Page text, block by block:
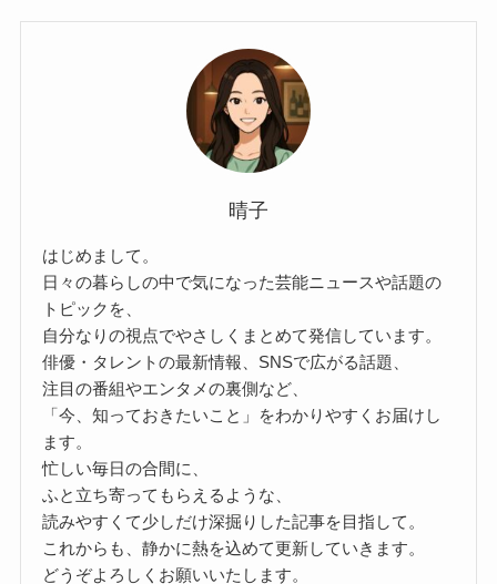
晴子
はじめまして。
日々の暮らしの中で気になった芸能ニュースや話題の
トピックを、
自分なりの視点でやさしくまとめて発信しています。
俳優・タレントの最新情報、SNSで広がる話題、
注目の番組やエンタメの裏側など、
「今、知っておきたいこと」をわかりやすくお届けし
ます。
忙しい毎日の合間に、
ふと立ち寄ってもらえるような、
読みやすくて少しだけ深掘りした記事を目指して。
これからも、静かに熱を込めて更新していきます。
どうぞよろしくお願いいたします。